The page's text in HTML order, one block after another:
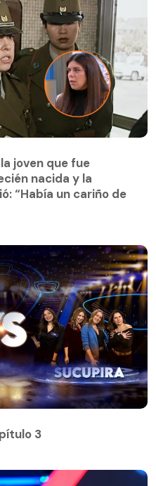
nacida y la
“Había un cariño de
joven que fue
nacida y la
“Había un cariño de
3